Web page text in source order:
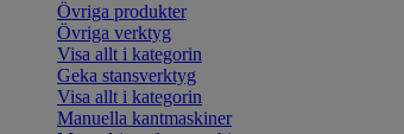
Övriga produkter
Övriga verktyg
Visa allt i kategorin
Geka stansverktyg
Visa allt i kategorin
Manuella kantmaskiner